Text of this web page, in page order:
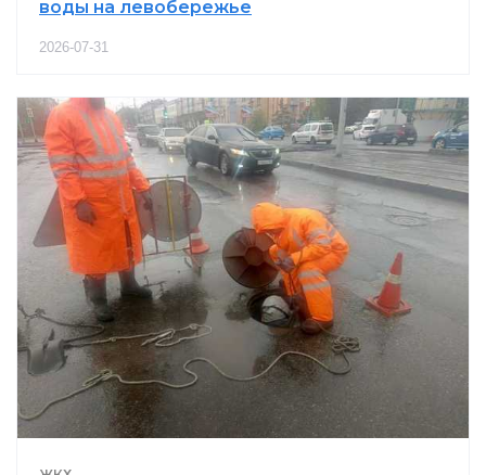
воды на левобережье
2026-07-31